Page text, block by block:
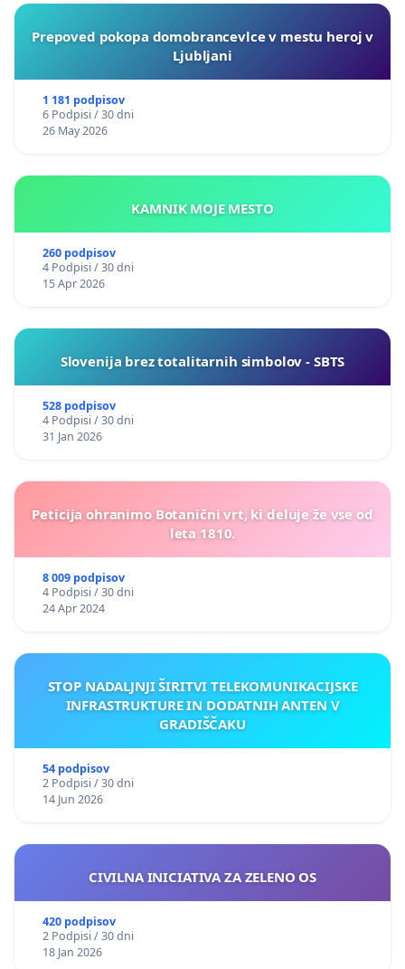
Prepoved pokopa domobrancevlce v mestu heroj v
Ljubljani
1 181 podpisov
6 Podpisi / 30 dni
26 May 2026
KAMNIK MOJE MESTO
260 podpisov
4 Podpisi / 30 dni
15 Apr 2026
Slovenija brez totalitarnih simbolov - SBTS
528 podpisov
4 Podpisi / 30 dni
31 Jan 2026
Peticija ohranimo Botanični vrt, ki deluje že vse od
leta 1810.
8 009 podpisov
4 Podpisi / 30 dni
24 Apr 2024
STOP NADALJNJI ŠIRITVI TELEKOMUNIKACIJSKE
INFRASTRUKTURE IN DODATNIH ANTEN V
GRADIŠČAKU
54 podpisov
2 Podpisi / 30 dni
14 Jun 2026
CIVILNA INICIATIVA ZA ZELENO OS
420 podpisov
2 Podpisi / 30 dni
18 Jan 2026